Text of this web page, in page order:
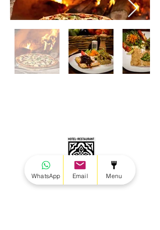
Avenue de la plage, flanc de colline,
WhatsApp Email Menu